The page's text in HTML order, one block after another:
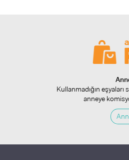
Kullanmadığın
anneye